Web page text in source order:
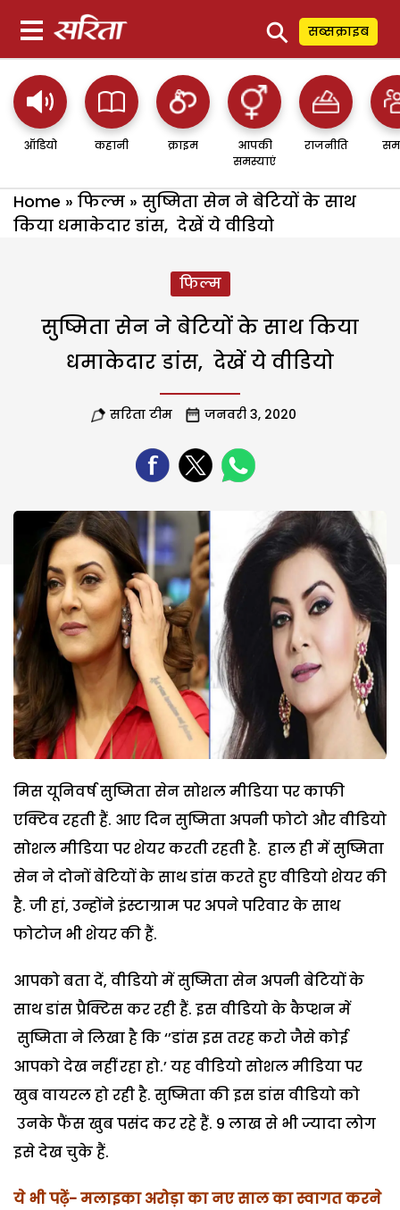
⚲ सब्सक्राइब
ऑडियो कहानी क्राइम
आपकी
समस्याएं
राजनीति
Home » फिल्म » सुष्मिता सेन ने बेटियों के साथ
किया धमाकेदार डांस, देखें ये वीडियो
फिल्म
सुष्मिता सेन ने बेटियों के साथ किया
धमाकेदार डांस, देखें ये वीडियो
सरिता टीम जनवरी 3, 2020
मिस यूनिवर्ष सुष्मिता सेन सोशल मीडिया पर काफी
एक्टिव रहती हैं. आए दिन सुष्मिता अपनी फोटो और वीडियो
सोशल मीडिया पर शेयर करती रहती है. हाल ही में सुष्मिता
सेन ने दोनों बेटियों के साथ डांस करते हुए वीडियो शेयर की
है. जी हां, उन्होंने इंस्टाग्राम पर अपने परिवार के साथ
फोटोज भी शेयर की हैं.
आपको बता दें, वीडियो में सुष्मिता सेन अपनी बेटियों के
साथ डांस प्रैक्टिस कर रही हैं. इस वीडियो के कैप्शन में
सुष्मिता ने लिखा है कि ‘’डांस इस तरह करो जैसे कोई
आपको देख नहीं रहा हो.’ यह वीडियो सोशल मीडिया पर
खुब वायरल हो रही है. सुष्मिता की इस डांस वीडियो को
उनके फैंस खुब पसंद कर रहे हैं. 9 लाख से भी ज्यादा लोग
इसे देख चुके हैं.
ये भी पढ़ें- मलाइका अरोड़ा का नए साल का स्वागत करने